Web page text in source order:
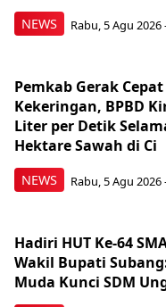
NEWS Rabu, 5 Agu 2026
NEWS
Pemkab Gerak
Kekeringan, BPBD
Liter per Detik
Hektare Sawah di Ci
Rabu, 5 Agu 2026
Hadiri HUT Ke-64
Wakil Bupati
Muda Kunci SDM